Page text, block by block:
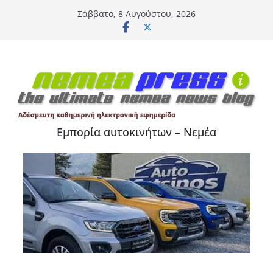
Σάββατο, 8 Αυγούστου, 2026
Εμπορία αυτοκινήτων – Νεμέα